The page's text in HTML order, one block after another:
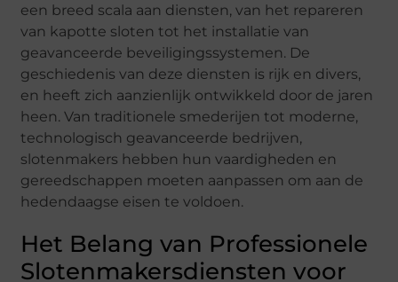
een breed scala aan diensten, van het repareren
van kapotte sloten tot het installatie van
geavanceerde beveiligingssystemen. De
geschiedenis van deze diensten is rijk en divers,
en heeft zich aanzienlijk ontwikkeld door de jaren
heen. Van traditionele smederijen tot moderne,
technologisch geavanceerde bedrijven,
slotenmakers hebben hun vaardigheden en
gereedschappen moeten aanpassen om aan de
hedendaagse eisen te voldoen.
Het Belang van Professionele
Slotenmakersdiensten voor